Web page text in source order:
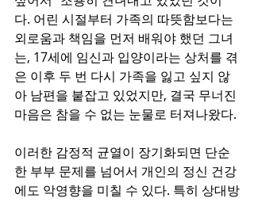
다. 어린 시절부터 가족의 따뜻함보다는
외로움과 책임을 먼저 배워야 했던 그녀
는, 17세에 임신과 입양이라는 상처를 겪
은 이후 두 번 다시 가족을 잃고 싶지 않
아 남편을 붙잡고 있었지만, 결국 무너진
마음은 참을 수 없는 눈물로 터져나왔다.
이러한 감정적 균열이 장기화되면 단순
한 부부 문제를 넘어서 개인의 정신 건강
에도 악영향을 미칠 수 있다. 특히 상대방